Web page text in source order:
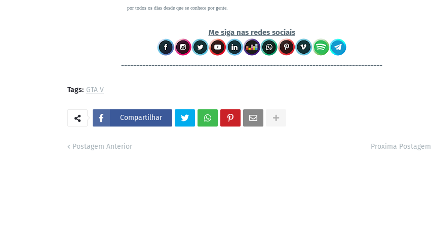
por todos os dias desde que se conhece por gente.
Me siga nas redes sociais
--------------------------------------------------------------------------------------
Tags: GTA V
Compartilhar
Postagem Anterior Proxima Postagem